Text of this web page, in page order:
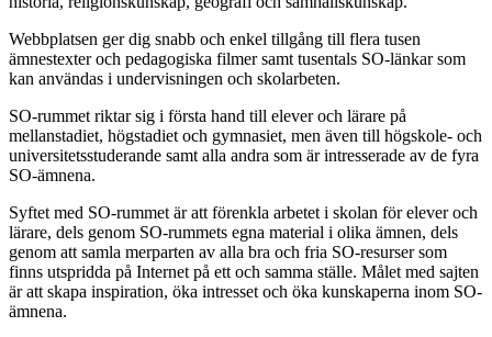
Webbplatsen ger dig snabb och enkel tillgång till flera tusen
ämnestexter och pedagogiska filmer samt tusentals SO-länkar som
kan användas i undervisningen och skolarbeten.
SO-rummet riktar sig i första hand till elever och lärare på
mellanstadiet, högstadiet och gymnasiet, men även till högskole- och
universitetsstuderande samt alla andra som är intresserade av de fyra
SO-ämnena.
Syftet med SO-rummet är att förenkla arbetet i skolan för elever och
lärare, dels genom SO-rummets egna material i olika ämnen, dels
genom att samla merparten av alla bra och fria SO-resurser som
finns utspridda på Internet på ett och samma ställe. Målet med sajten
är att skapa inspiration, öka intresset och öka kunskaperna inom SO-
ämnena.